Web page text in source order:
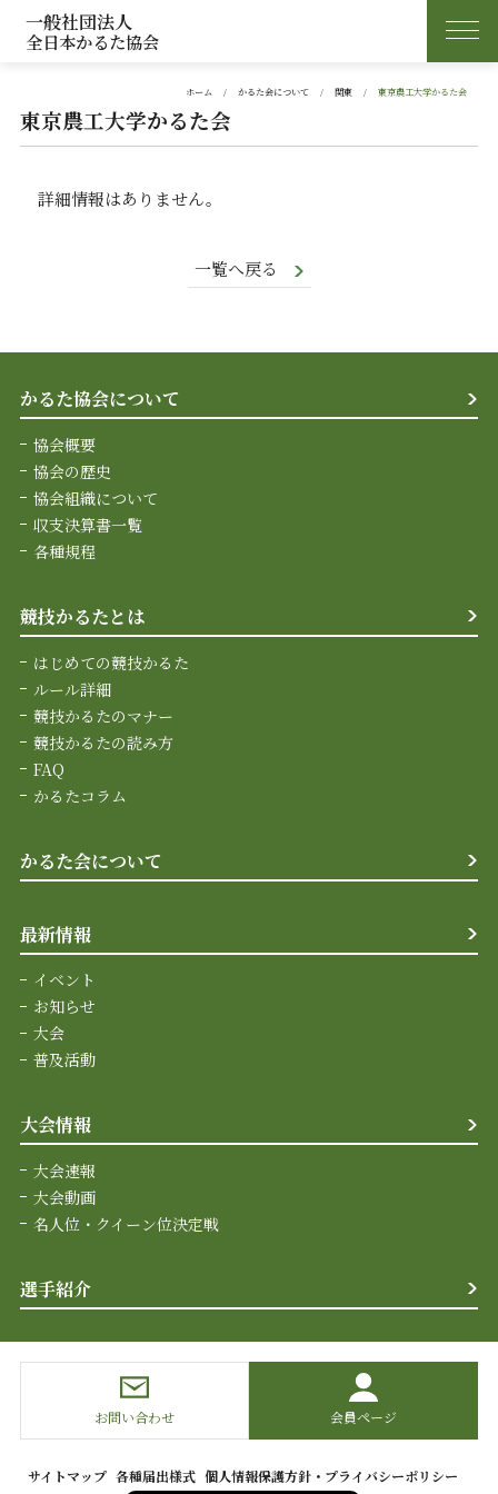
一般社団法人
全日本かるた協会
ホーム かるた会について 関東 東京農工大学かるた会
東京農工大学かるた会
詳細情報はありません。
一覧へ戻る
かるた協会について
協会概要
協会の歴史
協会組織について
収支決算書一覧
各種規程
競技かるたとは
はじめての競技かるた
ルール詳細
競技かるたのマナー
競技かるたの読み方
FAQ
かるたコラム
かるた会について
最新情報
イベント
お知らせ
大会
普及活動
大会情報
大会速報
大会動画
名人位・クイーン位決定戦
選手紹介
お問い合わせ 会員ページ
サイトマップ 各種届出様式 個人情報保護方針・プライバシーポリシー